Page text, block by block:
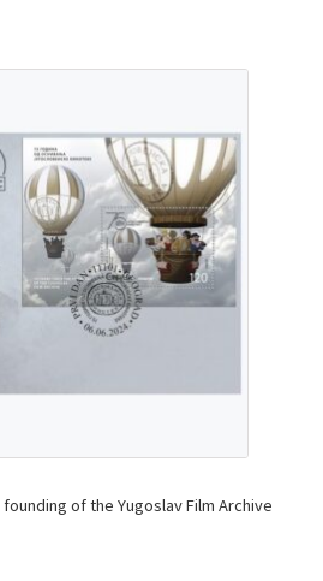
of the Yugoslav Film Archive